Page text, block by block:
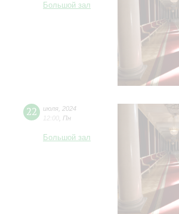
Большой зал
22 июля 2024
12:00 Пн
Большой зал